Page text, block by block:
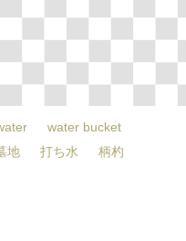
water bucket
地 打ち水
柄杓